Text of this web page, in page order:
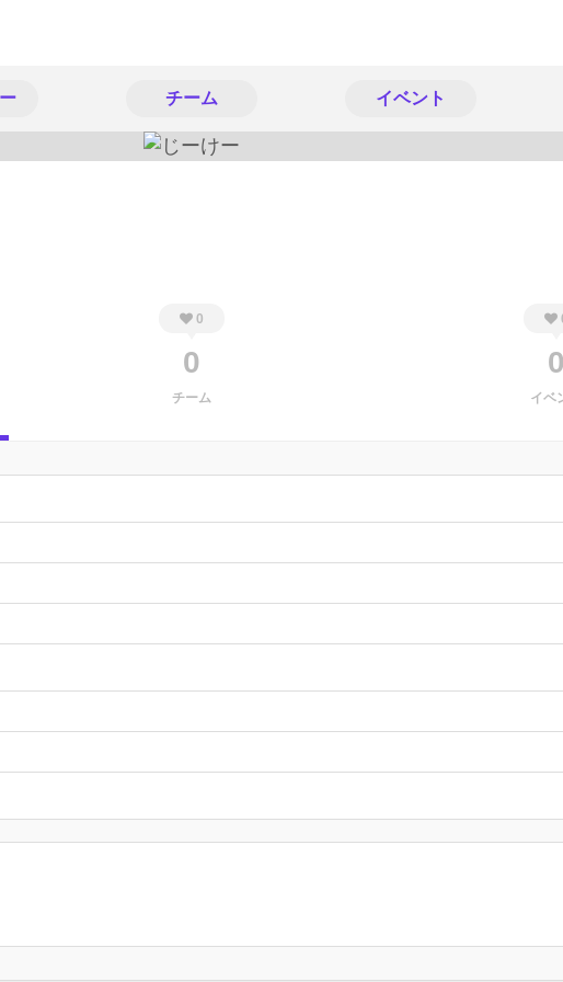
チーム イベント
0
0
チーム
0
イベ